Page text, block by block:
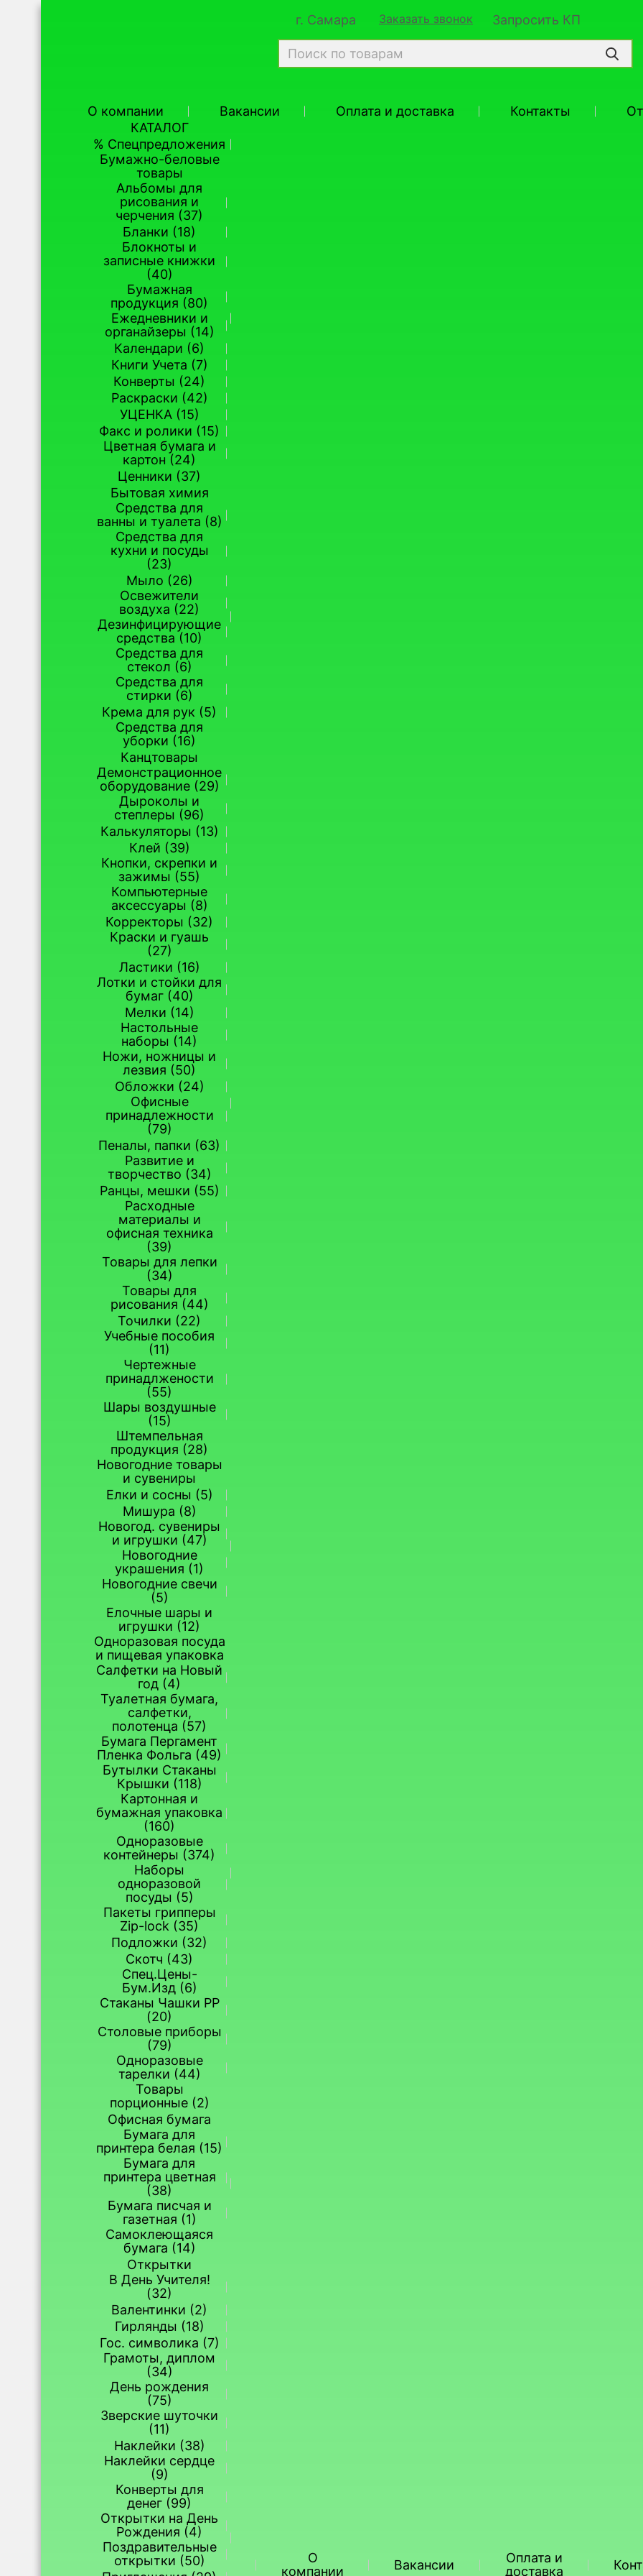
г. Самара Заказать звонок Запросить КП
О компании Вакансии Оплата и доставка Контакты
КАТАЛОГ
% Спецпредложения
Бумажно-беловые
товары
Альбомы для
рисования и
черчения (37)
Бланки (18)
Блокноты и
записные книжки
(40)
Бумажная
продукция (80)
Ежедневники и
органайзеры (14)
Календари (6)
Книги Учета (7)
Конверты (24)
Раскраски (42)
УЦЕНКА (15)
Факс и ролики (15)
Цветная бумага и
картон (24)
Ценники (37)
Бытовая химия
Средства для
ванны и туалета (8)
Средства для
кухни и посуды
(23)
Мыло (26)
Освежители
воздуха (22)
Дезинфицирующие
средства (10)
Средства для
стекол (6)
Средства для
стирки (6)
Крема для рук (5)
Средства для
уборки (16)
Канцтовары
Демонстрационное
оборудование (29)
Дыроколы и
степлеры (96)
Калькуляторы (13)
Клей (39)
Кнопки, скрепки и
зажимы (55)
Компьютерные
аксессуары (8)
Корректоры (32)
Краски и гуашь
(27)
Ластики (16)
Лотки и стойки для
бумаг (40)
Мелки (14)
Настольные
наборы (14)
Ножи, ножницы и
лезвия (50)
Обложки (24)
Офисные
принадлежности
(79)
Пеналы, папки (63)
Развитие и
творчество (34)
Ранцы, мешки (55)
Расходные
материалы и
офисная техника
(39)
Товары для лепки
(34)
Товары для
рисования (44)
Точилки (22)
Учебные пособия
(11)
Чертежные
принадлжености
(55)
Шары воздушные
(15)
Штемпельная
продукция (28)
Новогодние товары
и сувениры
Елки и сосны (5)
Мишура (8)
Новогод. сувениры
и игрушки (47)
Новогодние
украшения (1)
Новогодние свечи
(5)
Елочные шары и
игрушки (12)
Одноразовая посуда
и пищевая упаковка
Салфетки на Новый
год (4)
Туалетная бумага,
салфетки,
полотенца (57)
Бумага Пергамент
Пленка Фольга (49)
Бутылки Стаканы
Крышки (118)
Картонная и
бумажная упаковка
(160)
Одноразовые
контейнеры (374)
Наборы
одноразовой
посуды (5)
Пакеты грипперы
Zip-lock (35)
Подложки (32)
Скотч (43)
Спец.Цены-
Бум.Изд (6)
Стаканы Чашки РР
(20)
Столовые приборы
(79)
Одноразовые
тарелки (44)
Товары
порционные (2)
Офисная бумага
Бумага для
принтера белая (15)
Бумага для
принтера цветная
(38)
Бумага писчая и
газетная (1)
Самоклеющаяся
бумага (14)
Открытки
В День Учителя!
(32)
Валентинки (2)
Гирлянды (18)
Гос. символика (7)
Грамоты, диплом
(34)
День рождения
(75)
Зверские шуточки
(11)
Наклейки (38)
Наклейки сердце
(9)
Конверты для
денег (99)
Открытки на День
Рождения (4)
Поздравительные
открытки (50)
О
компании
Вакансии
Оплата и
доставка